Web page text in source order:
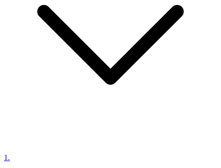
1 .